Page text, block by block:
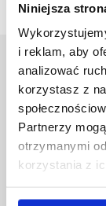
Niniejsza
i reklam, aby
analizować
korzystasz z
Partnerzy
otrzymanymi
korzystania z
Al.
35-
Pomiń
nawigację
Polityka prywatności
Mapa serwisu
Wydawnictwo